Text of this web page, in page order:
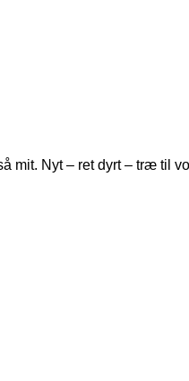
mit. Nyt – ret dyrt – træ til